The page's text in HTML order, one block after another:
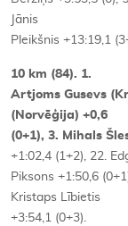
Jānis
Pleikšnis +13:19,1
10 km (84). 1.
Artjoms Gusevs
(Norvēģija) +0,6
(0+1), 3. Mihals
+1:02,4 (1+2), 22.
Piksons +1:50,6
Kristaps Lībietis
+3:54,1 (0+3).